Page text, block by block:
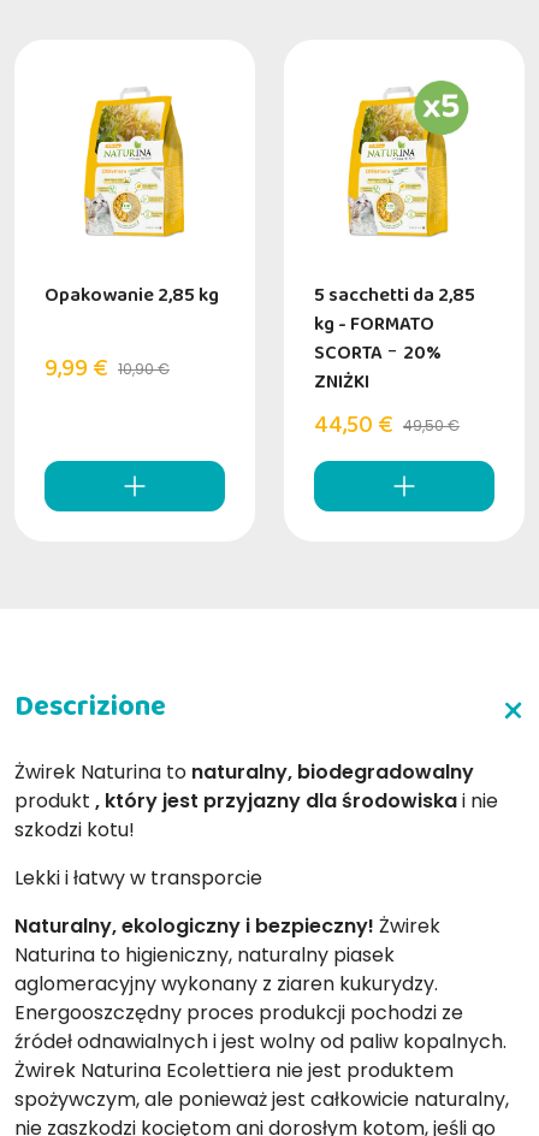
Opakowanie 2,85 kg
9,99 € 10,90 €
5 sacchetti da 2,85
kg - FORMATO
SCORTA - 20%
ZNIŻKI
44,50 € 49,50 €
Żwirek Naturina to naturalny, biodegradowalny
produkt , który jest przyjazny dla środowiskai nie
szkodzi kotu!
Lekki i łatwy w transporcie
Naturalny, ekologiczny i bezpieczny! Żwirek
Naturina to higieniczny, naturalny piasek
aglomeracyjny wykonany z ziaren kukurydzy.
Energooszczędny proces produkcji pochodzi ze
źródeł odnawialnych i jest wolny od paliw kopalnych.
Żwirek Naturina Ecolettiera nie jest produktem
spożywczym, ale ponieważ jest całkowicie naturalny,
nie zaszkodzi kociętom ani dorosłym kotom, jeśli go